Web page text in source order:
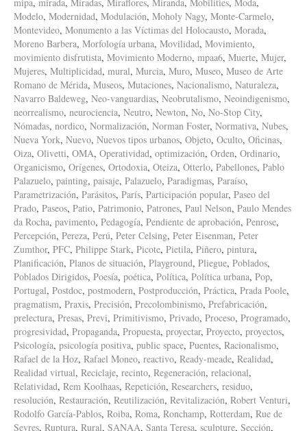
Modelo, Modernidad, Modulación, Moholy Nagy, Monte-Carmelo,
Montevideo, Monumento a las Víctimas del Holocausto, Morada,
Moreno Barbera, Morfología urbana, Movilidad, Movimiento,
movimiento disfrutista, Movimiento Moderno, mpaa6, Muerte, Mujer,
Mujeres, Multiplicidad, mural, Murcia, Muro, Museo, Museo de Arte
Romano de Mérida, Museos, Mutaciones, Nacionalismo, Naturaleza,
Navarro Baldeweg, Neo-vanguardias, Neobrutalismo, Neoindigenismo,
neorrealismo, neurociencia, Neutro, Newton, No, No-Stop City,
Nómadas, nordico, Normalización, Norman Foster, Normativa, Nubes,
Nueva York, Nuevo, Nuevos tipos urbanos, Objeto, Oculto, Oficinas,
Oiza, Olivetti, OMA, Operatividad, optimización, Orden, Ordinario,
Organicismo, Orígenes, Ortodoxia, Oteiza, Otterlo, Pabellones, Pablo
Palazuelo, painting, paisaje, Palazuelo, Paradigmas, Paraíso,
Parametrización, Parásitos, París, Participación popular, Paseo del
Prado, Paseos, Patio, Patrimonio, Patrones, Paul Nelson, Paulo Mendes
da Rocha, pavimento, Pedagogía, Pendiente de aprobación, Penrose,
Percepción, Pereza, Perú, Peter Celsing, Peter Eisenman, Peter
Zumthor, PFC, Philippe Stark, Picote, Pietila, Piñero, pintura,
Planificación, Planos de situación, Playground, Pliegue, Poblados,
Poblados Dirigidos, Poesía, poética, Política, Política urbana, Pop,
Portugal, Postdoc, postmodern, Postproducción, Práctica, Prada Poole,
pragmatism, Praxis, Precisión, Precolombinismo, Prefabricación,
prelectura, Presas, Previ, Primitivismo, Privado, Proceso, Programado,
progresividad, Propaganda, Propuesta, proyectar, Proyecto, proyectos,
Psicología, psicología positiva, public space, Puentes, Racionalismo,
Rafael de la Hoz, Rafael Moneo, reactivo, Ready-meade, Realidad,
Realidad virtual, Reciclaje, recinto, Regeneración, relacional,
Relatividad, Rem Koolhaas, Repetición, Researchers, residuo,
resolución, Restauración, Reutilización, Revitalización, Robert Venturi,
Rodolfo García-Pablos, Roiba, Roma, Ronchamp, Rotterdam, Rue de
Sevres, Ruptura, Rural, SANAA, Santa Teresa, sculpture, Sección,